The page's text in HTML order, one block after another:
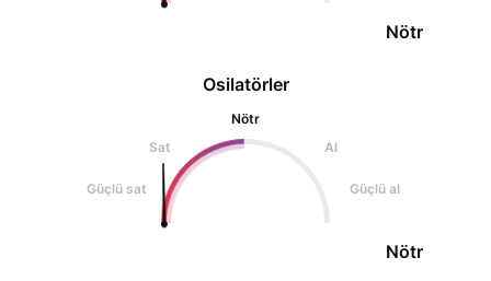
Osilatörler
Nötr
Sat
Al
Güçlü sat Güçlü al
Nötr
Nötr